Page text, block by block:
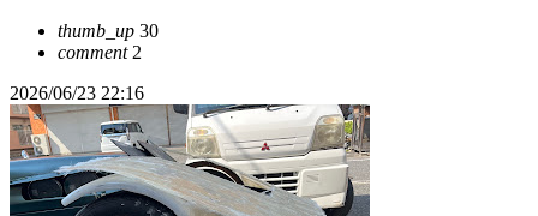
thumb_up 30
comment2
2026/06/23 22:16